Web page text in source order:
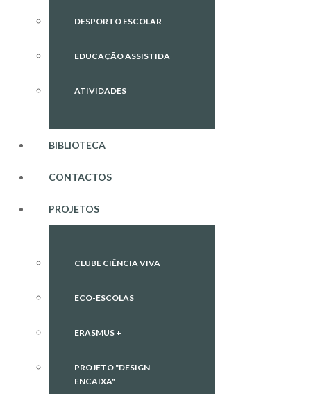
DESPORTO ESCOLAR
EDUCAÇÃO ASSISTIDA
ATIVIDADES
BIBLIOTECA
CONTACTOS
PROJETOS
CLUBE CIÊNCIA VIVA
ECO-ESCOLAS
ERASMUS +
PROJETO "DESIGN
ENCAIXA"